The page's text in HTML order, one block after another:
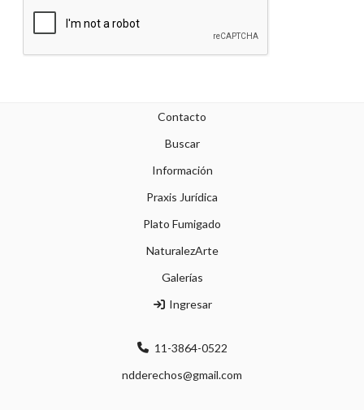
Contacto
Buscar
Información
Praxis Jurídica
Plato Fumigado
NaturalezArte
Galerías
Ingresar
11-3864-0522
ndderechos@gmail.com